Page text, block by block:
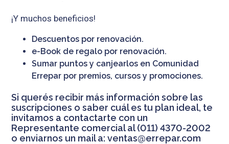
¡Y muchos beneficios!
Descuentos por renovación.
e-Book de regalo por renovación.
Sumar puntos y canjearlos en Comunidad
Errepar por premios, cursos y promociones.
Si querés recibir más información sobre las
suscripciones o saber cuál es tu plan ideal, te
invitamos a contactarte con un
Representante comercial al (011) 4370-2002
o enviarnos un mail a:ventas@errepar.com